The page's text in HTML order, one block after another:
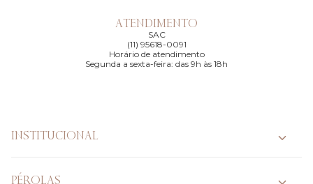
ATENDIMENTO
SAC
(11) 95618-0091
Horário de atendimento
Segunda a sexta-feira: das 9h às 18h
INSTITUCIONAL
PÉROLAS